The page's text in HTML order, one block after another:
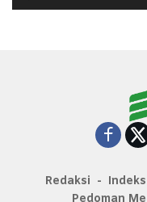
Redaksi Indeks